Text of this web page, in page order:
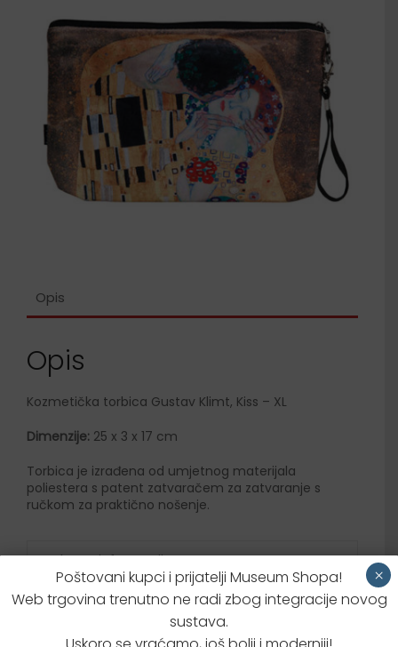
Opis
Opis
Kozmetička torbica Gustav Klimt, Kiss – XL
Dimenzije: 25 x 3 x 17 cm
Torbica je izrađena od umjetnog materijala
poliestera s patent zatvaračem za zatvaranje s
ručkom za praktično nošenje.
Dodatne informacije
Brzi upit za proizvodom
Poštovani kupci i prijatelji Museum Shopa!
Web trgovina trenutno ne radi zbog integracije novog
sustava.
×